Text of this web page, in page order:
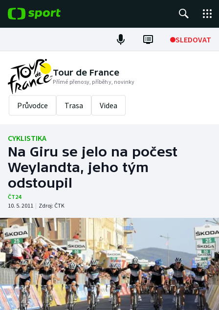
SLEDOVAT
Fotbal
Hokej
Tenis
Cyklistika
DALŠÍ SPORTY
Americký fotbal
Baseball a softbal
Basketbal
Biatlon
Boby a skeleton
NEPŘEHLÉDNĚTE
Soutěže
Historické návraty
Aplikace ČT sport
AZ kvíz
Tour de France
Přímé přenosy, příběhy, novinky
Průvodce Trasa Videa
CYKLISTIKA
Na Giru se jelo na počest
Weylandta, jeho tým
odstoupil
ČT24
10. 5. 2011 | Zdroj: ČTK